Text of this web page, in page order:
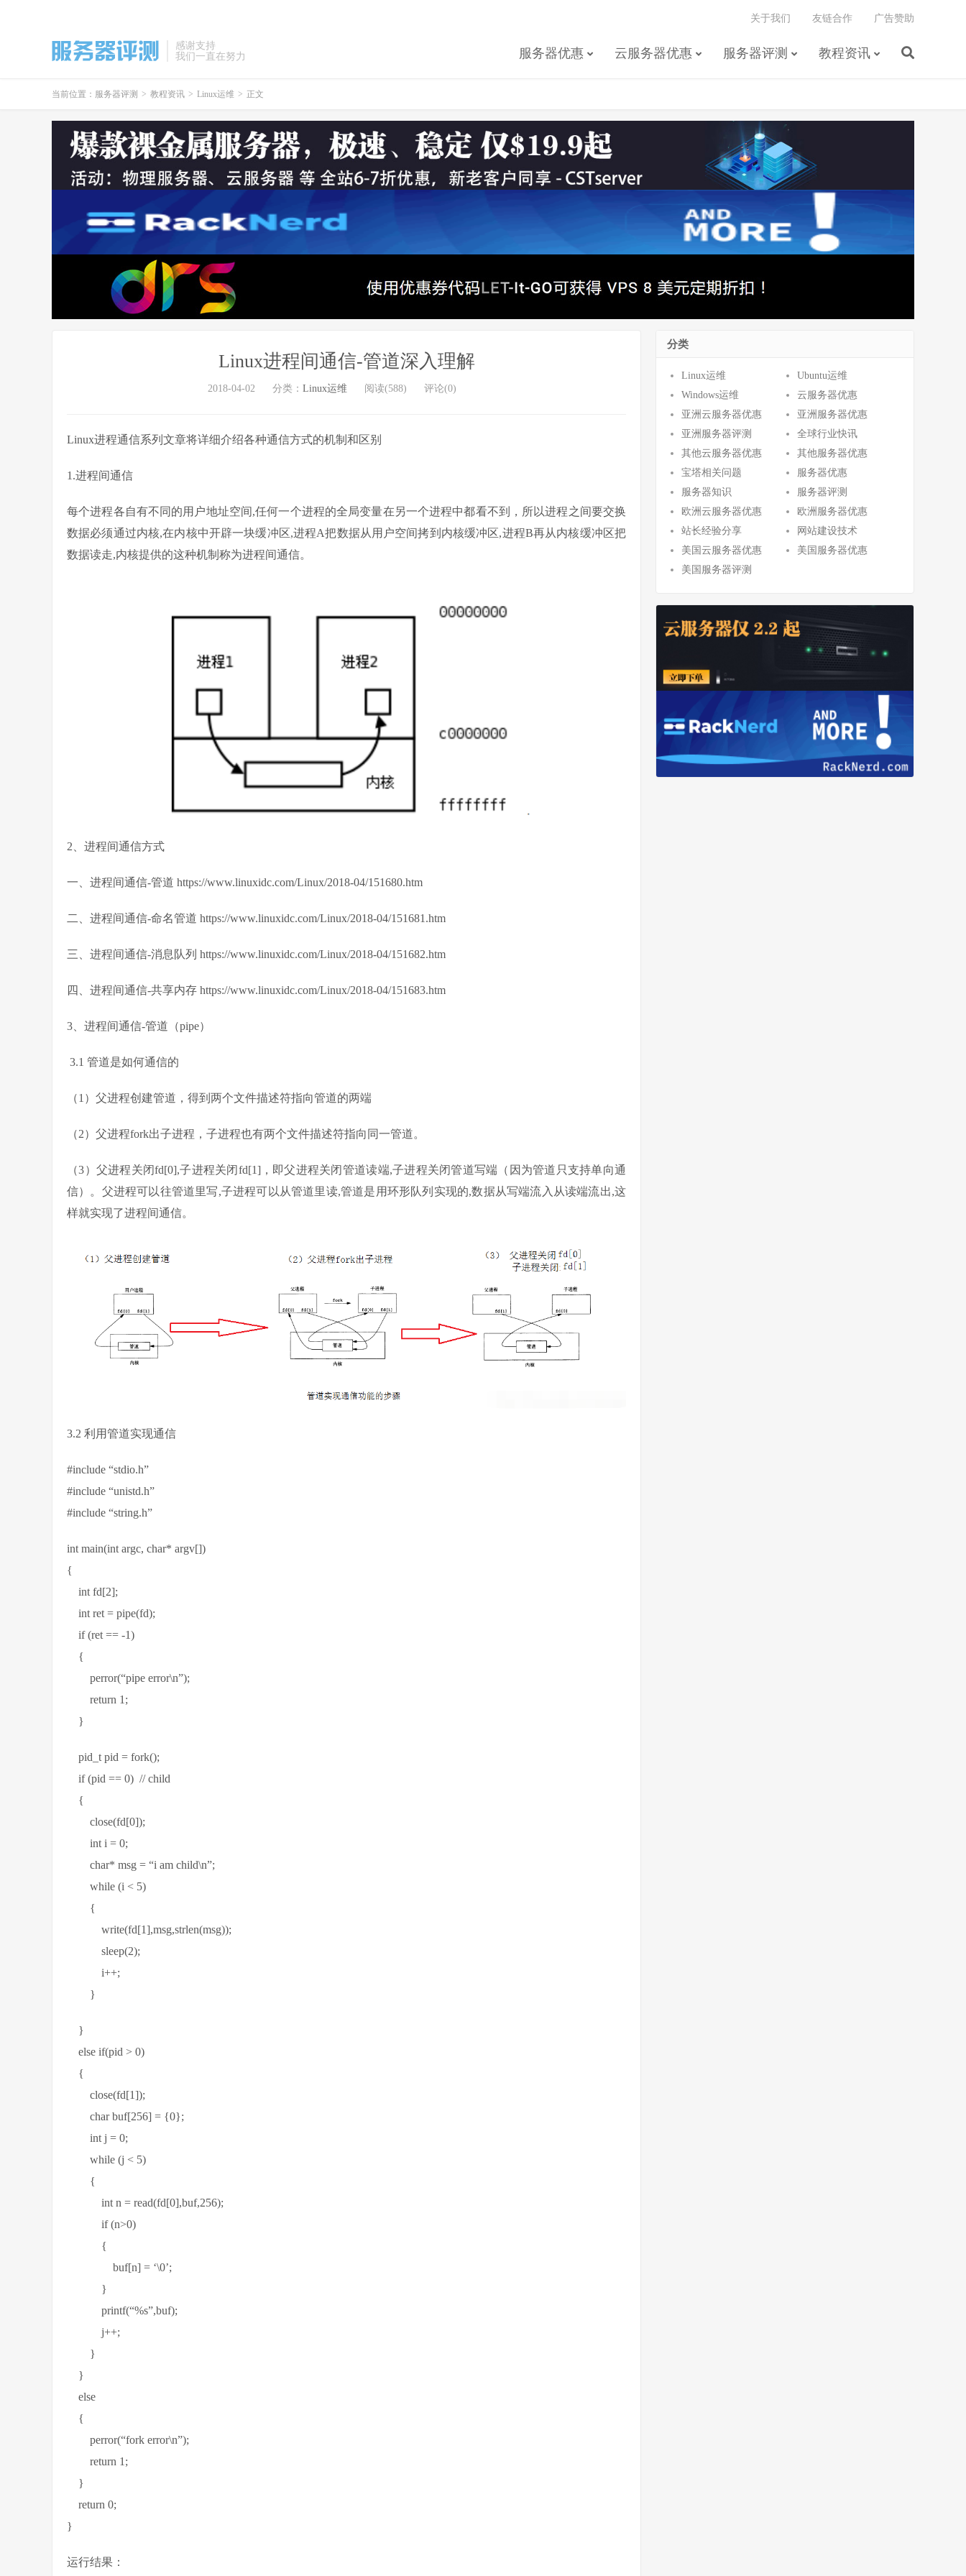
感谢支持
我们一直在努力
服务器优惠 云服务器优惠 服务器评测 教程资讯
关于我们 友链合作 广告赞助
当前位置： 服务器评测 > 教程资讯 > Linux运维 > 正文
Linux进程间通信-管道深入理解
2018-04-02 分类： Linux运维 阅读(588) 评论(0)
Linux进程通信系列文章将详细介绍各种通信方式的机制和区别
1.进程间通信
每个进程各自有不同的用户地址空间,任何一个进程的全局变量在另一个进程中都看不到，所以进程之间要交换
数据必须通过内核,在内核中开辟一块缓冲区,进程A把数据从用户空间拷到内核缓冲区,进程B再从内核缓冲区把
数据读走,内核提供的这种机制称为进程间通信。
2、进程间通信方式
一、进程间通信-管道 https://www.linuxidc.com/Linux/2018-04/151680.htm
二、进程间通信-命名管道 https://www.linuxidc.com/Linux/2018-04/151681.htm
三、进程间通信-消息队列 https://www.linuxidc.com/Linux/2018-04/151682.htm
四、进程间通信-共享内存 https://www.linuxidc.com/Linux/2018-04/151683.htm
3、进程间通信-管道（pipe）
3.1 管道是如何通信的
（1）父进程创建管道，得到两个⽂件描述符指向管道的两端
（2）父进程fork出子进程，⼦进程也有两个⽂件描述符指向同⼀管道。
（3）父进程关闭fd[0],子进程关闭fd[1]，即⽗进程关闭管道读端,⼦进程关闭管道写端（因为管道只支持单向通
信）。⽗进程可以往管道⾥写,⼦进程可以从管道⾥读,管道是⽤环形队列实现的,数据从写端流⼊从读端流出,这
样就实现了进程间通信。
3.2 利用管道实现通信
#include “stdio.h”
#include “unistd.h”
#include “string.h”
int main(int argc, char* argv[])
{
int fd[2];
int ret = pipe(fd);
if (ret == -1)
{
perror(“pipe error\n”);
return 1;
}
pid_t pid = fork();
if (pid == 0) // child
{
close(fd[0]);
int i = 0;
char* msg = “i am child\n”;
while (i < 5)
{
write(fd[1],msg,strlen(msg));
sleep(2);
i++;
}
}
else if(pid > 0)
{
close(fd[1]);
char buf[256] = {0};
int j = 0;
while (j < 5)
{
int n = read(fd[0],buf,256);
if (n>0)
{
buf[n] = ‘\0’;
}
printf(“%s”,buf);
j++;
}
}
else
{
perror(“fork error\n”);
return 1;
}
return 0;
}
运行结果：
分类
Linux运维
Ubuntu运维
Windows运维
云服务器优惠
亚洲云服务器优惠
亚洲服务器优惠
亚洲服务器评测
全球行业快讯
其他云服务器优惠
其他服务器优惠
宝塔相关问题
服务器优惠
服务器知识
服务器评测
欧洲云服务器优惠
欧洲服务器优惠
站长经验分享
网站建设技术
美国云服务器优惠
美国服务器优惠
美国服务器评测